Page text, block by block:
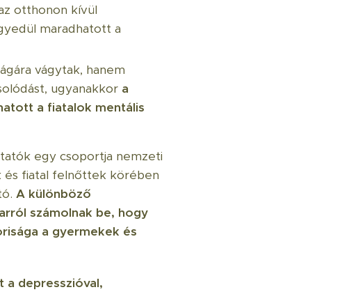
otthonon kívül
maradhatott a
vágytak, hanem
ugyanakkor a
a fiatalok mentális
egy csoportja nemzeti
és fiatal felnőttek körében
A különböző
számolnak be, hogy
a gyermekek és
a depresszióval,